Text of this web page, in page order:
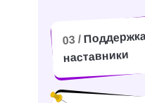
03 /
наставники